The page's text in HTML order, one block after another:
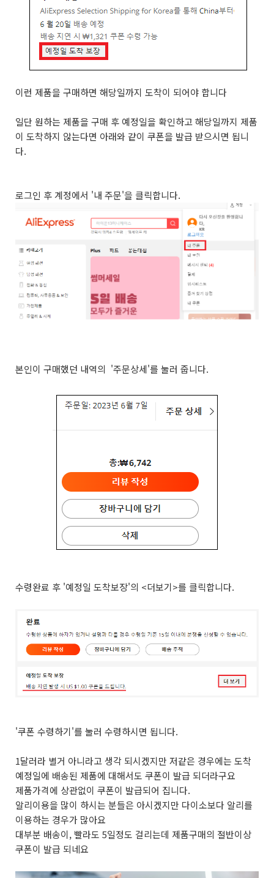
이런 제품을 구매하면 해당일까지 도착이 되어야 합니다
일단 원하는 제품을 구매 후 예정일을 확인하고 해당일까지 제품
이 도착하지 않는다면 아래와 같이 쿠폰을 발급 받으시면 됩니
다.
로그인 후 계정에서 '내 주문'을 클릭합니다.
본인이 구매했던 내역의 '주문상세'를 눌러 줍니다.
수령완료 후 '예정일 도착보장'의 <더보기>를 클릭합니다.
'쿠폰 수령하기'를 눌러 수령하시면 됩니다.
1달러라 별거 아니라고 생각 되시겠지만 저같은 경우에는 도착
예정일에 배송된 제품에 대해서도 쿠폰이 발급 되더라구요
제품가격에 상관없이 쿠폰이 발급되어 집니다.
알리이용을 많이 하시는 분들은 아시겠지만 다이소보다 알리를
이용하는 경우가 많아요
대부분 배송이, 빨라도 5일정도 걸리는데 제품구매의 절반이상
쿠폰이 발급 되네요